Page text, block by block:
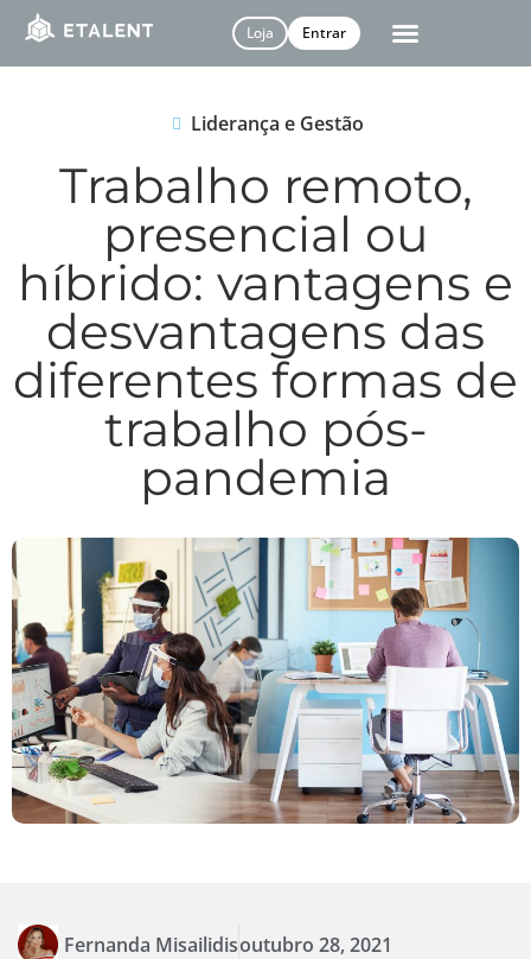
Loja Entrar
Liderança e Gestão
Trabalho remoto,
presencial ou
híbrido: vantagens e
desvantagens das
diferentes formas de
trabalho pós-
pandemia
Fernanda Misailidisoutubro 28, 2021